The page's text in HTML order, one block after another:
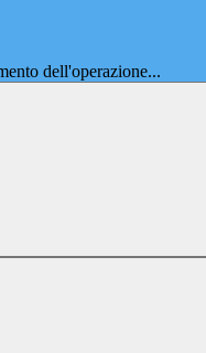
dell'operazione...